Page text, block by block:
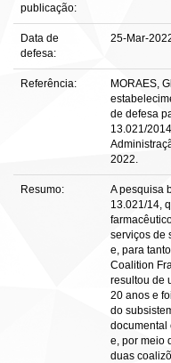
publicação:
Data de
defesa:
25-Mar-
Referência:
MORAES,
de defesa
13.021/
2022.
Resumo:
A pesquisa
13.021/14,
serviços de
e, para
Coalition
resultou de
20 anos e
do
documental
e, por meio
duas